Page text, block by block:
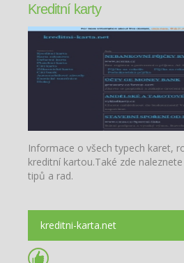
Kreditní karty
Informace o všech typech karet,
kreditní kartou.Také zde
tipů a rad.
kreditni-karta.net